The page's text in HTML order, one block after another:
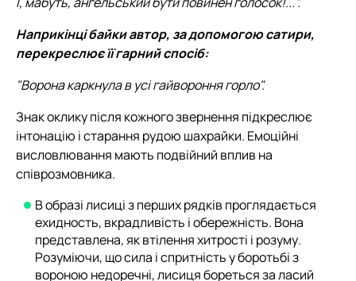
Наприкінці байки автор, за допомогою сатири,
перекреслює її гарний спосіб:
"Ворона каркнула в усі гайвороння горло".
Знак оклику після кожного звернення підкреслює
інтонацію і старання рудою шахрайки. Емоційні
висловлювання мають подвійний вплив на
співрозмовника.
В образі лисиці з перших рядків проглядається
ехидность, вкрадливість і обережність. Вона
представлена, як втілення хитрості і розуму.
Розуміючи, що сила і спритність у боротьбі з
вороною недоречні, лисиця бореться за ласий